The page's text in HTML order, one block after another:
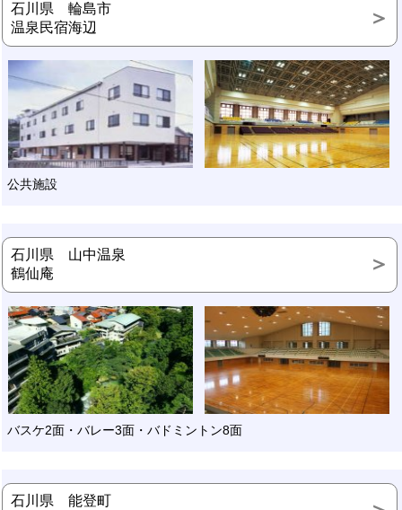
石川県 輪島市
温泉民宿海辺
公共施設
石川県 山中温泉
鶴仙庵
バスケ2面・バレー3面・バドミントン8面
石川県 能登町